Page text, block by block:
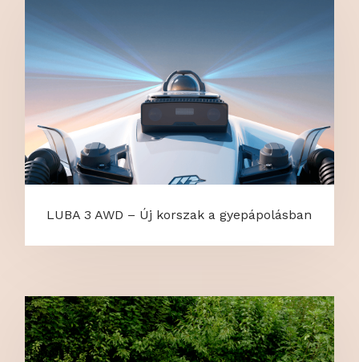
LUBA 3 AWD – Új korszak a gyepápolásban